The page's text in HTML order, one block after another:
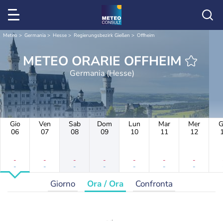
Meteo Germania Hesse Regierungsbezirk Gießen Offheim
METEO ORARIE OFFHEIM
Germania (Hesse)
Gio
06
-
-
Ven
07
-
-
Sab
08
-
-
Dom
09
-
-
Lun
10
-
-
Mar
11
-
-
Mer
12
-
-
Giorno Ora / Ora Confronta